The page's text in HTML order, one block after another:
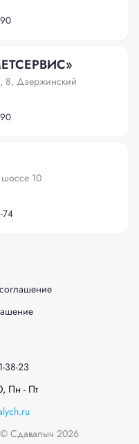
8, Дзержинский
10
74
38-23
Пн - Пт
© Сдавалыч 2026